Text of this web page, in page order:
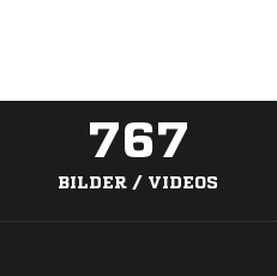
767
BILDER / VIDEOS